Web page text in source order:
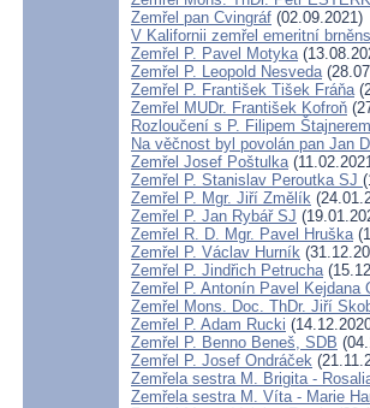
Zemřel pan Cvingráf (02.09.2021)
V Kalifornii zemřel emeritní
Zemřel P. Pavel Motyka
Zemřel P. Leopold Nesveda
Zemřel P. František Tišek Fráňa
Zemřel MUDr. František Kofroň
Rozloučení s P. Filipem Štajnerem
Na věčnost byl povolán pan Jan
Zemřel Josef Poštulka
Zemřel P. Stanislav Peroutka SJ
Zemřel P. Mgr. Jiří Změlík
Zemřel P. Jan Rybář SJ
Zemřel R. D. Mgr. Pavel Hruška
Zemřel P. Václav Hurník
Zemřel P. Jindřich Petrucha
Zemřel P. Antonín Pavel Kejdana
Zemřel Mons. Doc. ThDr. Jiří
Zemřel P. Adam Rucki
Zemřel P. Benno Beneš, SDB
Zemřel P. Josef Ondráček
Zemřela sestra M. Brigita -
Zemřela sestra M. Víta - Marie